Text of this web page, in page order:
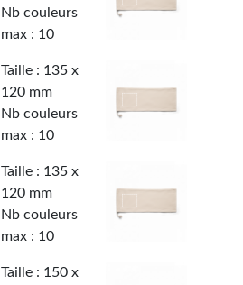
Nb couleurs
max : 10
Taille : 135 x
120 mm
Nb couleurs
max : 10
Taille : 135 x
120 mm
Nb couleurs
max : 10
Taille : 150 x